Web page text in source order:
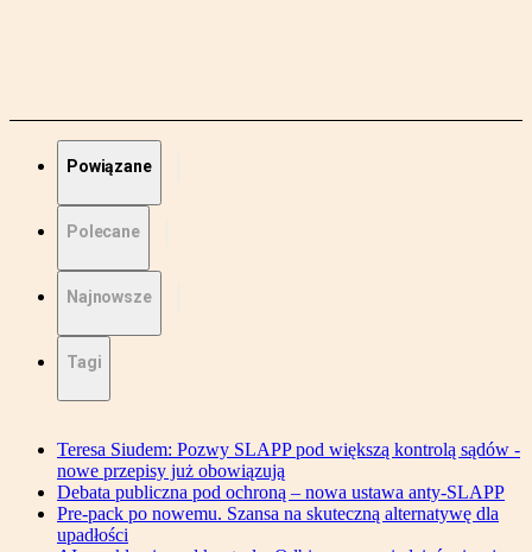
Powiązane
Polecane
Najnowsze
Tagi
Teresa Siudem: Pozwy SLAPP pod większą kontrolą sądów -
nowe przepisy już obowiązują
Debata publiczna pod ochroną – nowa ustawa anty-SLAPP
Pre-pack po nowemu. Szansa na skuteczną alternatywę dla
upadłości